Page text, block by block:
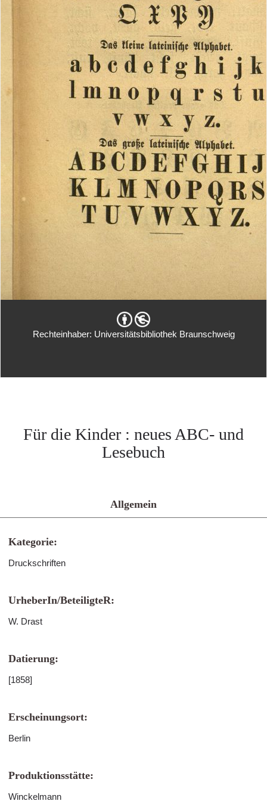
Rechteinhaber: Universitätsbibliothek Braunschweig
Für die Kinder : neues ABC- und
Lesebuch
Allgemein
Kategorie:
Druckschriften
UrheberIn/BeteiligteR:
W. Drast
Datierung:
[1858]
Erscheinungsort:
Berlin
Produktionsstätte:
Winckelmann